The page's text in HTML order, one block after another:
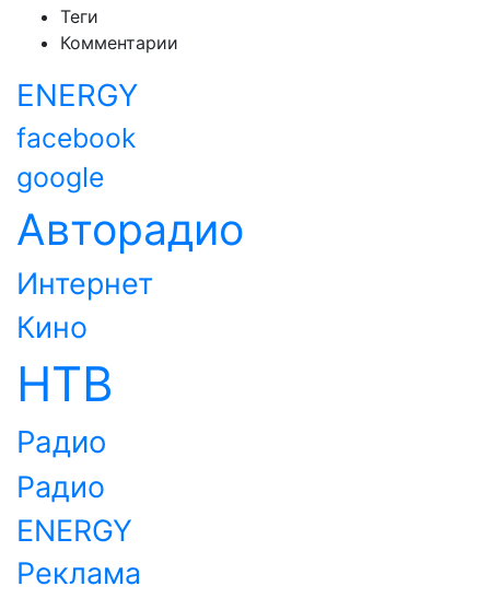
Теги
Комментарии
ENERGY
facebook
google
Авторадио
Интернет
Кино
НТВ
Радио
Радио
ENERGY
Реклама